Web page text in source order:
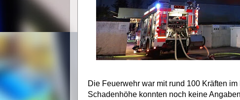
Die Feuerwehr war mit rund 100 Kräften
Schadenhöhe konnten noch keine